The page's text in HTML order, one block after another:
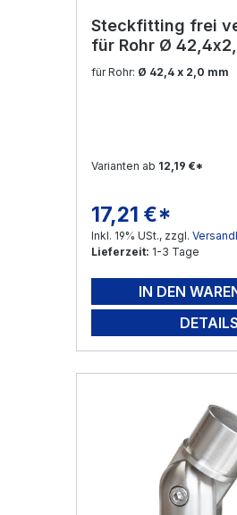
Steckfitting frei
für Rohr Ø
V2A
für Rohr: Ø 42,4 x 2,0 mm
Varianten ab 12,19 €*
Regulärer Preis:
17,21 €*
Inkl. 19% USt., zzgl.
Lieferzeit: 1-3 Tage
IN DEN
DETAILS